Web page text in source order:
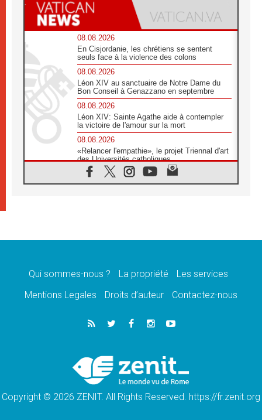
08.08.2026
En Cisjordanie, les chrétiens se sentent
seuls face à la violence des colons
08.08.2026
Léon XIV au sanctuaire de Notre Dame du
Bon Conseil à Genazzano en septembre
08.08.2026
Léon XIV: Sainte Agathe aide à contempler
la victoire de l'amour sur la mort
08.08.2026
«Relancer l'empathie», le projet Triennal d'art
des Universités catholiques
08.08.2026
Signis 2026, donner la parole aux religieuses
07.08.2026
07.08.2026
de l'Assomption et mémoire nationale
«La paix commence par l'empathie» estime
le cardinal Parolin
En Colombie, «la paix ne s'achète pas avec
une signature»
Qui sommes-nous ? La propriété
Les services
Mentions Legales
Droits d’auteur Contactez-nous
Copyright © 2026 ZENIT. All Rights Reserved. https://fr.zenit.org